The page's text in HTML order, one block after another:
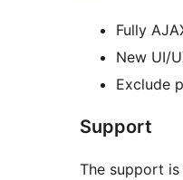
Fully
New UI/
Exclude
Support
The support